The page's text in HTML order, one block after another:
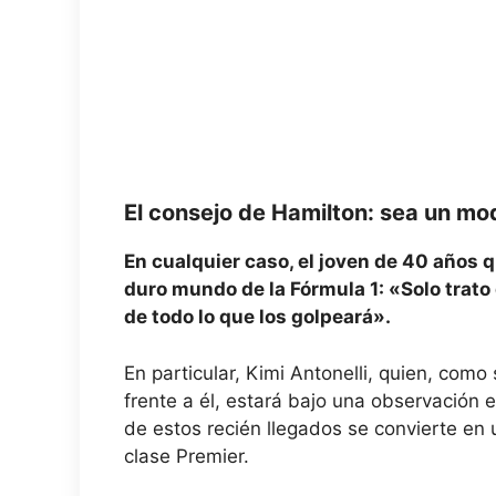
El consejo de Hamilton: sea un
En cualquier caso, el joven de 40 años
duro mundo de la Fórmula 1: «Solo
de todo lo que los golpeará».
En particular, Kimi Antonelli, quien,
frente a él, estará bajo una observación
de estos recién llegados se convierte
clase Premier.